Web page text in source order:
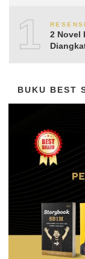
102 Novel
BUKU BEST